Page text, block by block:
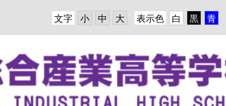
表示色
文字